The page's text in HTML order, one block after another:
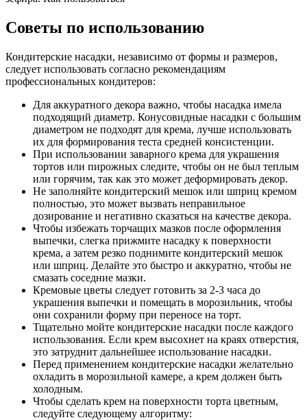
Советы по использованию
Кондитерские насадки, независимо от формы и размеров,
следует использовать согласно рекомендациям
профессиональных кондитеров:
Для аккуратного декора важно, чтобы насадка имела
подходящий диаметр. Конусовидные насадки с большим
диаметром не подходят для крема, лучше использовать
их для формирования теста средней консистенции.
При использовании заварного крема для украшения
тортов или пирожных следите, чтобы он не был теплым
или горячим, так как это может деформировать декор.
Не заполняйте кондитерский мешок или шприц кремом
полностью, это может вызвать неправильное
дозирование и негативно сказаться на качестве декора.
Чтобы избежать торчащих мазков после оформления
выпечки, слегка прижмите насадку к поверхности
крема, а затем резко поднимите кондитерский мешок
или шприц. Делайте это быстро и аккуратно, чтобы не
смазать соседние мазки.
Кремовые цветы следует готовить за 2-3 часа до
украшения выпечки и помещать в морозильник, чтобы
они сохранили форму при переносе на торт.
Тщательно мойте кондитерские насадки после каждого
использования. Если крем высохнет на краях отверстия,
это затруднит дальнейшее использование насадки.
Перед применением кондитерские насадки желательно
охладить в морозильной камере, а крем должен быть
холодным.
Чтобы сделать крем на поверхности торта цветным,
следуйте следующему алгоритму: